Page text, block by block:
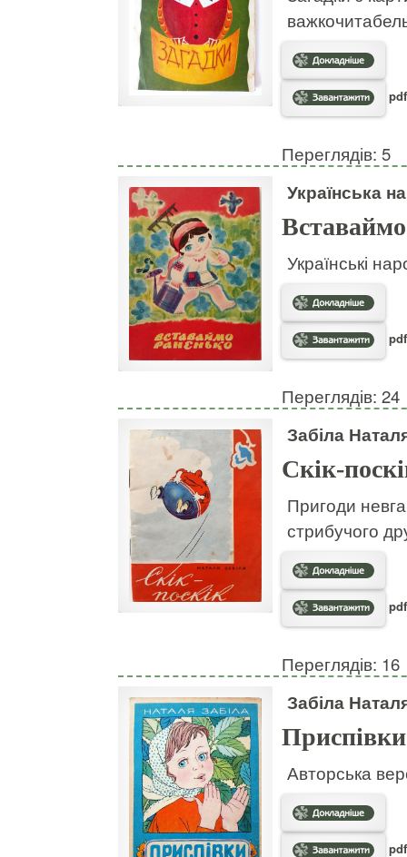
Переглядів: 5
Українська
Українські
Переглядів: 24
Забіла
Скік-
Пригоди
стрибучого
Переглядів: 16
Забіла
Приспівки
Авторська